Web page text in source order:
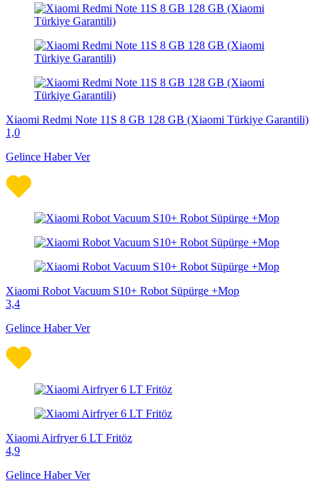
Xiaomi Redmi Note 11S 8 GB 128 GB (Xiaomi Türkiye Garantili)
1,0
Gelince Haber Ver
Xiaomi Robot Vacuum S10+ Robot Süpürge +Mop
3,4
Gelince Haber Ver
Xiaomi Airfryer 6 LT Fritöz
4,9
Gelince Haber Ver